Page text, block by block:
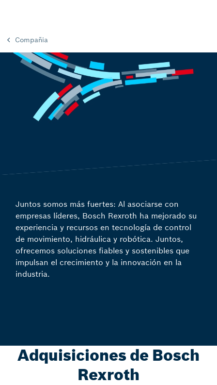
Compañia
Juntos somos más fuertes: Al asociarse con
empresas líderes, Bosch Rexroth ha mejorado su
experiencia y recursos en tecnología de control
de movimiento, hidráulica y robótica. Juntos,
ofrecemos soluciones fiables y sostenibles que
impulsan el crecimiento y la innovación en la
industria.
Adquisiciones de Bosch
Rexroth